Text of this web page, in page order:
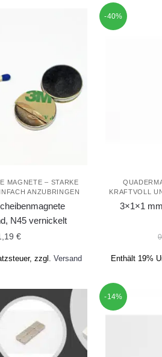
MAGNETE – STARKE
ANZUBRINGEN
N45 vernickelt
€
zzgl.Versand
-40%
KRAFTVOLL
3×1×1
Enthält 19%
-14%